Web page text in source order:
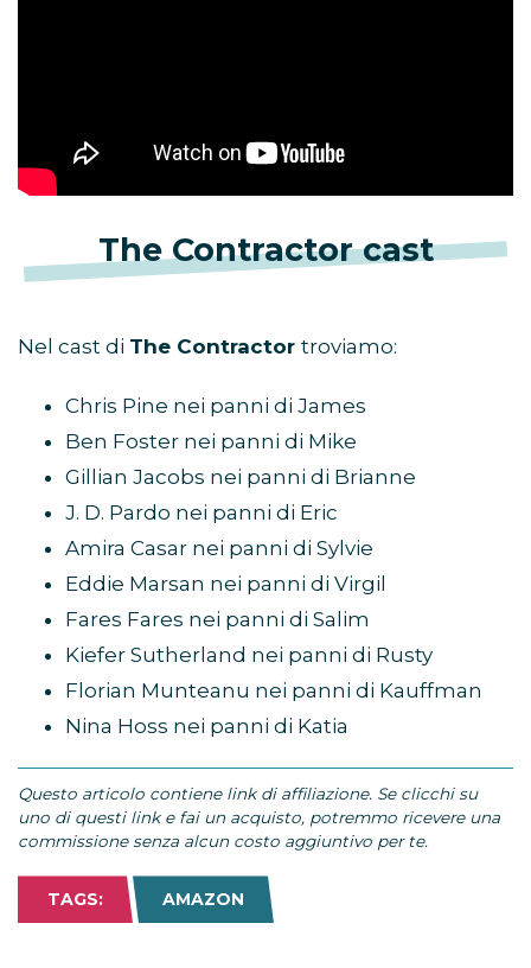
The Contractor cast
Nel cast di The Contractor troviamo:
Chris Pine nei panni di James
Ben Foster nei panni di Mike
Gillian Jacobs nei panni di Brianne
J. D. Pardo nei panni di Eric
Amira Casar nei panni di Sylvie
Eddie Marsan nei panni di Virgil
Fares Fares nei panni di Salim
Kiefer Sutherland nei panni di Rusty
Florian Munteanu nei panni di Kauffman
Nina Hoss nei panni di Katia
Questo articolo contiene link di affiliazione. Se clicchi su
uno di questi link e fai un acquisto, potremmo ricevere una
commissione senza alcun costo aggiuntivo per te.
TAGS: AMAZON